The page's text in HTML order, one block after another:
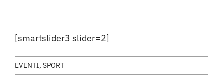
[smartslider3 slider=2]
EVENTI, SPORT